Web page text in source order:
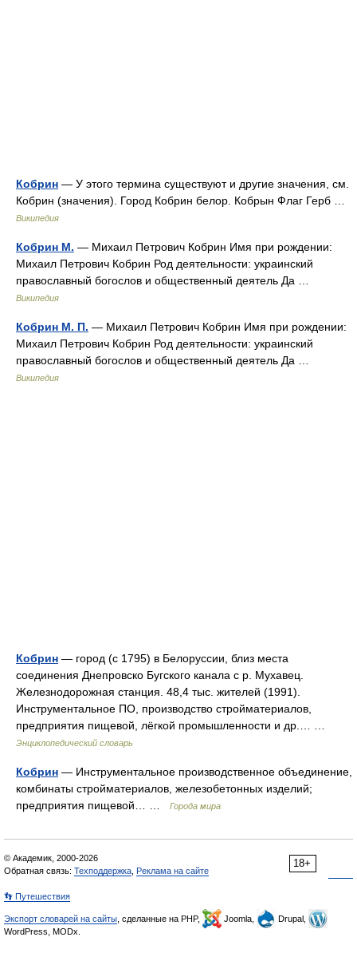
Кобрин — У этого термина существуют и другие значения, см.
Кобрин (значения). Город Кобрин белор. Кобрын Флаг Герб …
Википедия
Кобрин М. — Михаил Петрович Кобрин Имя при рождении:
Михаил Петрович Кобрин Род деятельности: украинский
православный богослов и общественный деятель Да …
Википедия
Кобрин М. П. — Михаил Петрович Кобрин Имя при рождении:
Михаил Петрович Кобрин Род деятельности: украинский
православный богослов и общественный деятель Да …
Википедия
Кобрин — город (с 1795) в Белоруссии, близ места
соединения Днепровско Бугского канала с р. Мухавец.
Железнодорожная станция. 48,4 тыс. жителей (1991).
Инструментальное ПО, производство стройматериалов,
предприятия пищевой, лёгкой промышленности и др.… …
Энциклопедический словарь
Кобрин — Инструментальное производственное объединение,
комбинаты стройматериалов, железобетонных изделий;
предприятия пищевой… …
Города мира
18+
© Академик, 2000-2026
Обратная связь: Техподдержка Реклама на сайте
👣 Путешествия
Экспорт словарей на сайты , сделанные на PHP, Joomla,
Drupal,
WordPress, MODx.